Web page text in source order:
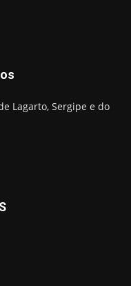
Lagarto, Sergipe e do